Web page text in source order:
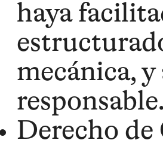
haya
mecánica,
responsable.
Derecho de